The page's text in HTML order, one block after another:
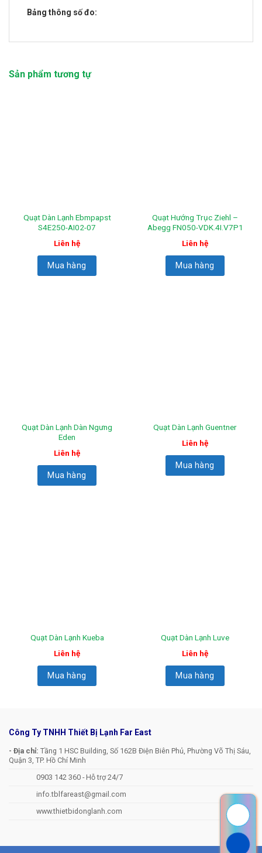
Bảng thông số đo:
Sản phẩm tương tự
Quạt Dàn Lạnh Ebmpapst
S4E250-AI02-07
Liên hệ
Mua hàng
Quạt Hướng Trục Ziehl –
Abegg FN050-VDK.4I.V7P1
Liên hệ
Mua hàng
Quạt Dàn Lạnh Dàn Ngưng
Eden
Liên hệ
Mua hàng
Quạt Dàn Lạnh Guentner
Liên hệ
Mua hàng
Quạt Dàn Lạnh Kueba
Liên hệ
Mua hàng
Quạt Dàn Lạnh Luve
Liên hệ
Mua hàng
Công Ty TNHH Thiết Bị Lạnh Far East
- Địa chỉ: Tầng 1 HSC Building, Số 162B Điện Biên Phủ, Phường Võ Thị Sáu,
Quận 3, TP. Hồ Chí Minh
0903 142 360 - Hỗ trợ 24/7
info.tblfareast@gmail.com
www.thietbidonglanh.com